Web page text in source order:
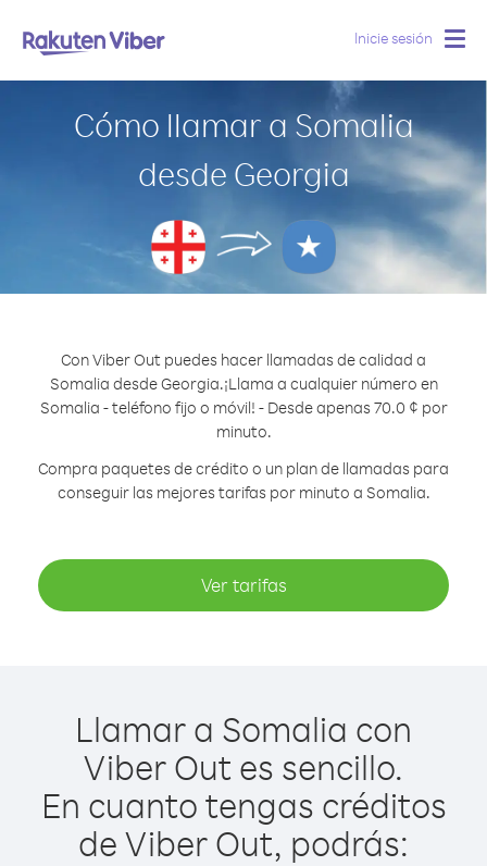
Inicie sesión
Cómo llamar a Somalia
desde Georgia
Con Viber Out puedes hacer llamadas de calidad a
Somalia desde Georgia.¡Llama a cualquier número en
Somalia - teléfono fijo o móvil! - Desde apenas 70.0 ¢ por
minuto.
Compra paquetes de crédito o un plan de llamadas para
conseguir las mejores tarifas por minuto a Somalia.
Ver tarifas
Llamar a Somalia con
Viber Out es sencillo.
En cuanto tengas créditos
de Viber Out, podrás: